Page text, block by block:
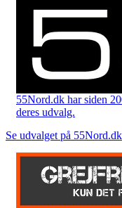
55Nord.dk har siden
deres udvalg.
Se udvalget på 55Nord.dk